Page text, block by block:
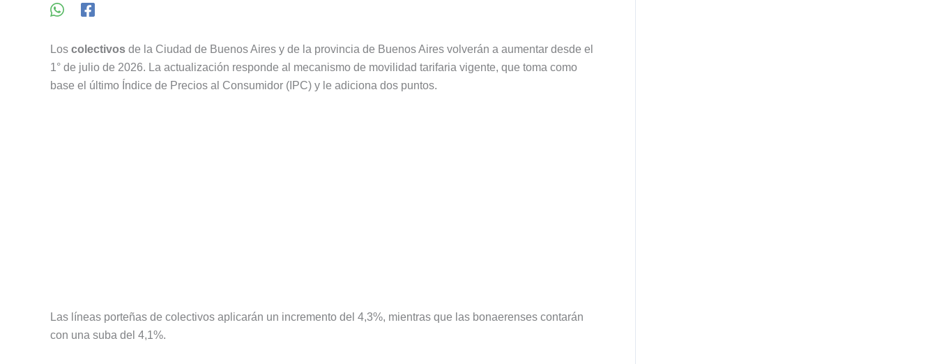
Los colectivos de la Ciudad de Buenos Aires y de la provincia de Buenos Aires volverán a aumentar desde el
1° de julio de 2026. La actualización responde al mecanismo de movilidad tarifaria vigente, que toma como
base el último Índice de Precios al Consumidor (IPC) y le adiciona dos puntos.
Las líneas porteñas de colectivos aplicarán un incremento del 4,3%, mientras que las bonaerenses contarán
con una suba del 4,1%.